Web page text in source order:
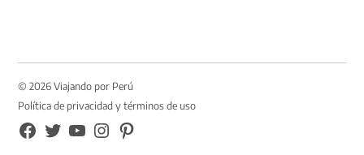
© 2026 Viajando por Perú
Política de privacidad y términos de uso
FB
TW YouTubeInstagramPinterest